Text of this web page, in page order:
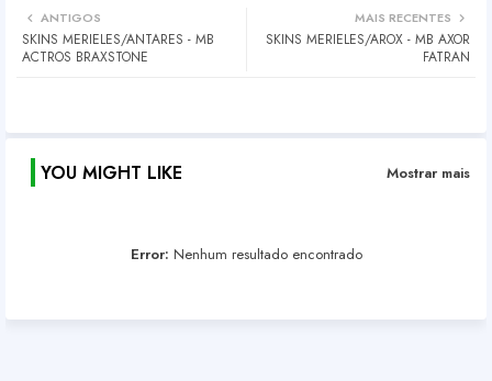
MAIS RECENTES
SKINS MERIELES/AROX - MB AXOR
FATRAN
ANTIGOS
SKINS MERIELES/ANTARES - MB
ACTROS BRAXSTONE
YOU MIGHT LIKE Mostrar mais
Error: Nenhum resultado encontrado